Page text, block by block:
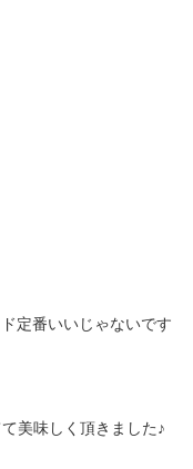
定番いいじゃないです
美味しく頂きました♪